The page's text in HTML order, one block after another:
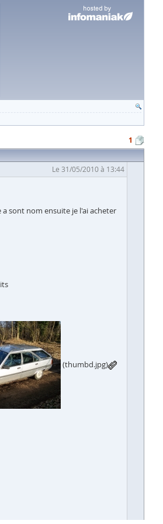
1
Le 31/05/2010 à 13:44
sont nom ensuite je l'ai acheter
(thumbd.jpg)